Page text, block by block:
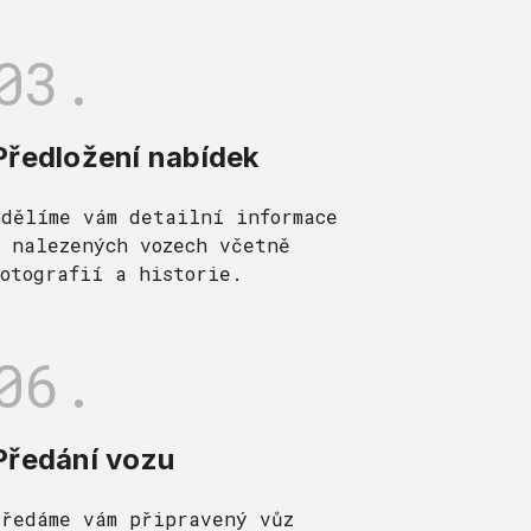
nabídek
vám detailní informace
nalezených vozech včetně
a historie.
vozu
vám připravený vůz